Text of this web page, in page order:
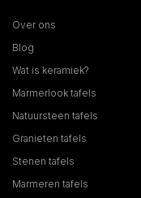
Over ons
Blog
Wat is keramiek?
Marmerlook tafels
Natuursteen tafels
Granieten tafels
Stenen tafels
Marmeren tafels